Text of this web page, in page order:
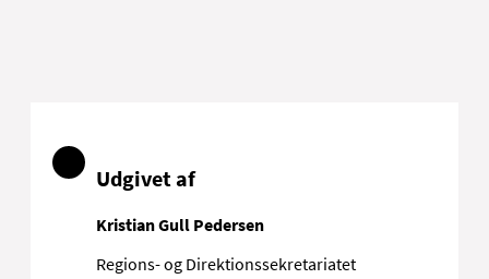
Udgivet af
Kristian Gull Pedersen
Regions- og Direktionssekretariatet